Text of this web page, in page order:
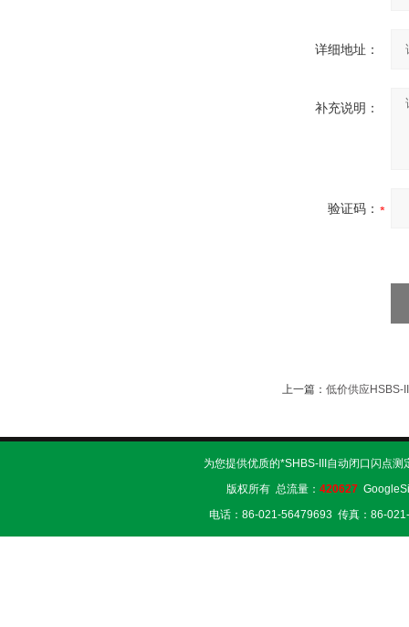
详细地址：
补充说明：
验证码：
上一篇： 低价供应HSBS-
为您提供优质的*SHBS-III自动闭口闪点
版权所有 总流量： 420627
电话：86-021-56479693 传真：86-